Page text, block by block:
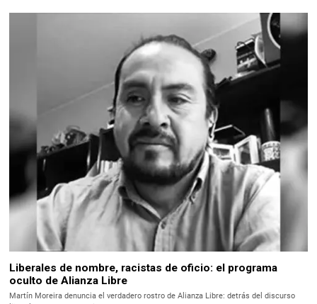
Liberales de nombre, racistas de oficio: el programa
oculto de Alianza Libre
Martín Moreira denuncia el verdadero rostro de Alianza Libre: detrás del discurso